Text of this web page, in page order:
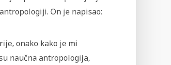
On je napisao:
onako kako je mi
naučna antropologija,